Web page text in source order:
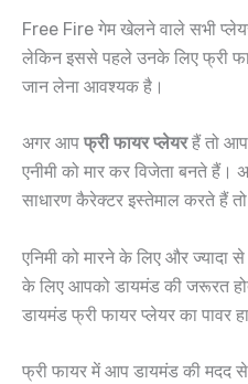
Free Fire गेम खेलने वाले सभी
लेकिन इससे पहले उनके लिए फ्री
जान लेना आवश्यक है।
अगर आप फ्री फायर प्लेयरहैं तो आप
एनीमी को मार कर विजेता बनते
साधारण कैरेक्टर इस्तेमाल करते हैं
एनिमी को मारने के लिए और
के लिए आपको डायमंड की जरूरत
डायमंड फ्री फायर प्लेयर का पावर
फ्री फायर में आप डायमंड की